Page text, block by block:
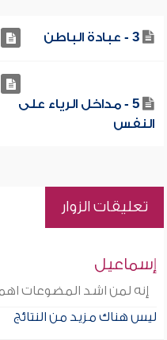
3 - عبادة الباطن
5 - مداخل الرياء على
النفس
تعليقات الزوار
إسماعيل
إنه لمن اشد المضوعات
ليس هناك مزيد من النتائج